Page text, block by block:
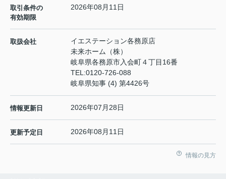
取引条件の
有効期限
2026年08月11日
取扱会社
イエステーション各務原店
未来ホーム（株）
岐阜県各務原市入会町４丁目16番
TEL:0120-726-088
岐阜県知事 (4) 第4426号
情報更新日 2026年07月28日
更新予定日 2026年08月11日
情報の見方